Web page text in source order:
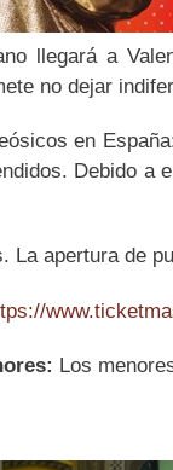
llegará a
no dejar
en
Debido a
La apertura de
Los